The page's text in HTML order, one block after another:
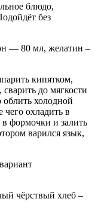
блюдо,
без
— 80 мл, желатин –
кипятком,
до мягкости
холодной
чего охладить в
в формочки и залить
варился язык,
чёрствый хлеб –